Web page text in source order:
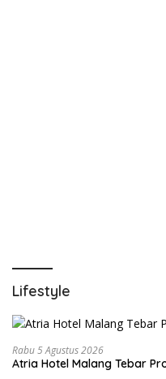
Lifestyle
Rabu 5 Agustus 2026
Atria Hotel Malang Tebar